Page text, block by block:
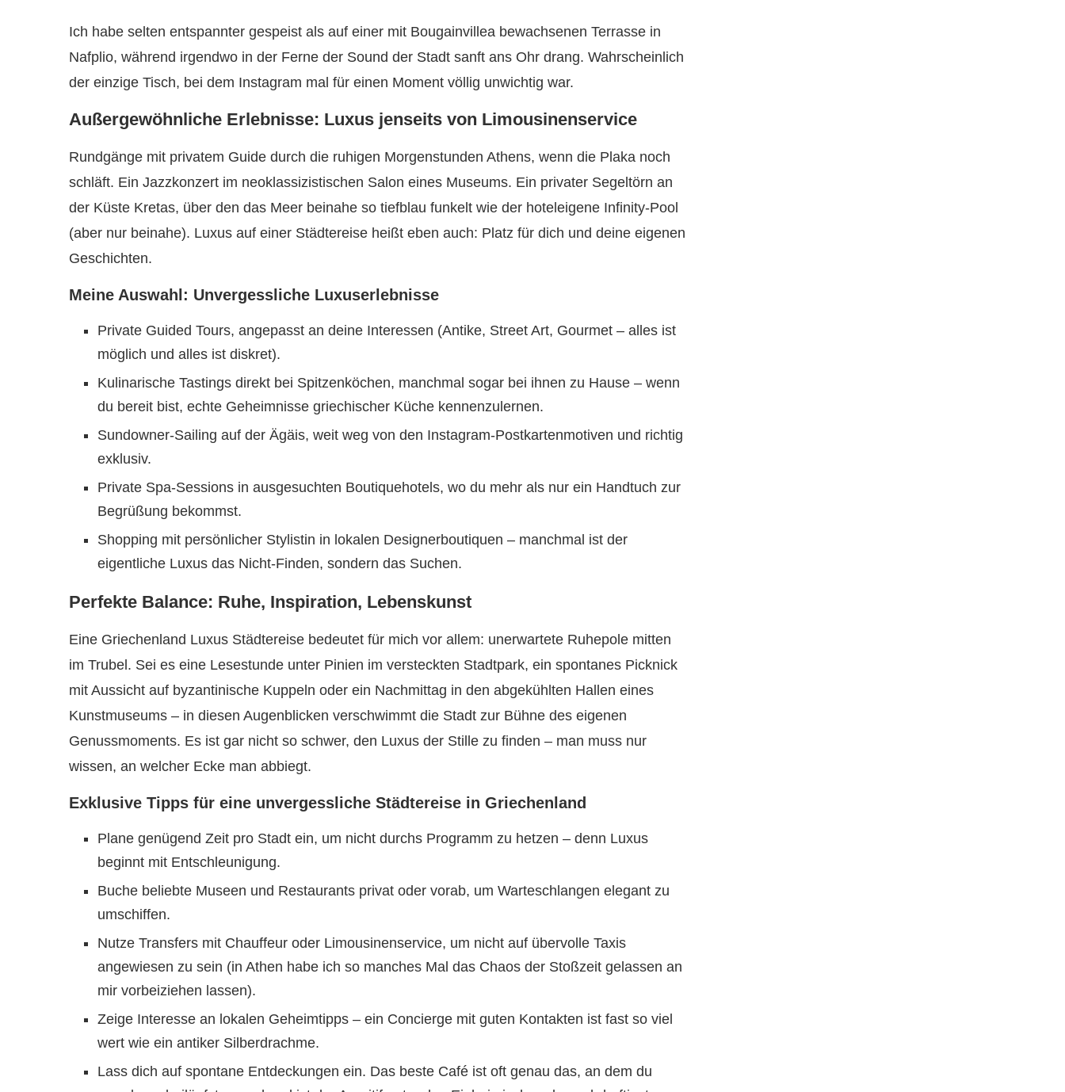
Ich habe selten entspannter gespeist als auf einer mit Bougainvillea bewachsenen Terrasse in
Nafplio, während irgendwo in der Ferne der Sound der Stadt sanft ans Ohr drang. Wahrscheinlich
der einzige Tisch, bei dem Instagram mal für einen Moment völlig unwichtig war.
Außergewöhnliche Erlebnisse: Luxus jenseits von Limousinenservice
Rundgänge mit privatem Guide durch die ruhigen Morgenstunden Athens, wenn die Plaka noch
schläft. Ein Jazzkonzert im neoklassizistischen Salon eines Museums. Ein privater Segeltörn an
der Küste Kretas, über den das Meer beinahe so tiefblau funkelt wie der hoteleigene Infinity-Pool
(aber nur beinahe). Luxus auf einer Städtereise heißt eben auch: Platz für dich und deine eigenen
Geschichten.
Meine Auswahl: Unvergessliche Luxuserlebnisse
Private Guided Tours, angepasst an deine Interessen (Antike, Street Art, Gourmet – alles ist
möglich und alles ist diskret).
Kulinarische Tastings direkt bei Spitzenköchen, manchmal sogar bei ihnen zu Hause – wenn
du bereit bist, echte Geheimnisse griechischer Küche kennenzulernen.
Sundowner-Sailing auf der Ägäis, weit weg von den Instagram-Postkartenmotiven und richtig
exklusiv.
Private Spa-Sessions in ausgesuchten Boutiquehotels, wo du mehr als nur ein Handtuch zur
Begrüßung bekommst.
Shopping mit persönlicher Stylistin in lokalen Designerboutiquen – manchmal ist der
eigentliche Luxus das Nicht-Finden, sondern das Suchen.
Perfekte Balance: Ruhe, Inspiration, Lebenskunst
Eine Griechenland Luxus Städtereise bedeutet für mich vor allem: unerwartete Ruhepole mitten
im Trubel. Sei es eine Lesestunde unter Pinien im versteckten Stadtpark, ein spontanes Picknick
mit Aussicht auf byzantinische Kuppeln oder ein Nachmittag in den abgekühlten Hallen eines
Kunstmuseums – in diesen Augenblicken verschwimmt die Stadt zur Bühne des eigenen
Genussmoments. Es ist gar nicht so schwer, den Luxus der Stille zu finden – man muss nur
wissen, an welcher Ecke man abbiegt.
Exklusive Tipps für eine unvergessliche Städtereise in Griechenland
Plane genügend Zeit pro Stadt ein, um nicht durchs Programm zu hetzen – denn Luxus
beginnt mit Entschleunigung.
Buche beliebte Museen und Restaurants privat oder vorab, um Warteschlangen elegant zu
umschiffen.
Nutze Transfers mit Chauffeur oder Limousinenservice, um nicht auf übervolle Taxis
angewiesen zu sein (in Athen habe ich so manches Mal das Chaos der Stoßzeit gelassen an
mir vorbeiziehen lassen).
Zeige Interesse an lokalen Geheimtipps – ein Concierge mit guten Kontakten ist fast so viel
wert wie ein antiker Silberdrachme.
Lass dich auf spontane Entdeckungen ein. Das beste Café ist oft genau das, an dem du